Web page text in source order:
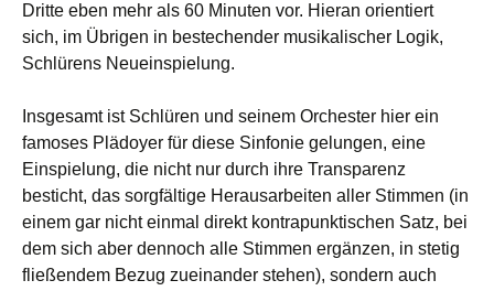
Dritte eben mehr als 60 Minuten vor. Hieran orientiert
sich, im Übrigen in bestechender musikalischer Logik,
Schlürens Neueinspielung.
Insgesamt ist Schlüren und seinem Orchester hier ein
famoses Plädoyer für diese Sinfonie gelungen, eine
Einspielung, die nicht nur durch ihre Transparenz
besticht, das sorgfältige Herausarbeiten aller Stimmen (in
einem gar nicht einmal direkt kontrapunktischen Satz, bei
dem sich aber dennoch alle Stimmen ergänzen, in stetig
fließendem Bezug zueinander stehen), sondern auch